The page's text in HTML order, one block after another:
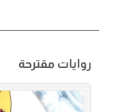
روايات مقترحة